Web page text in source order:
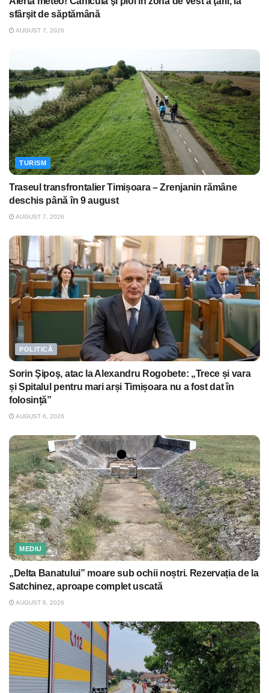
sfârşit de săptămână
AUGUST 7, 2026
TURISM
Traseul transfrontalier Timișoara – Zrenjanin rămâne
deschis până în 9 august
AUGUST 7, 2026
POLITICĂ
Sorin Şipoş, atac la Alexandru Rogobete: „Trece și vara
și Spitalul pentru mari arși Timișoara nu a fost dat în
folosință”
AUGUST 6, 2026
MEDIU
„Delta Banatului” moare sub ochii noștri. Rezervația de la
Satchinez, aproape complet uscată
AUGUST 6, 2026